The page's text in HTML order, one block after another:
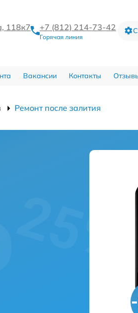
118к7 +7 (812) 214-73-42
Горячая линия
Вакансии Контакты
Ремонт после залития